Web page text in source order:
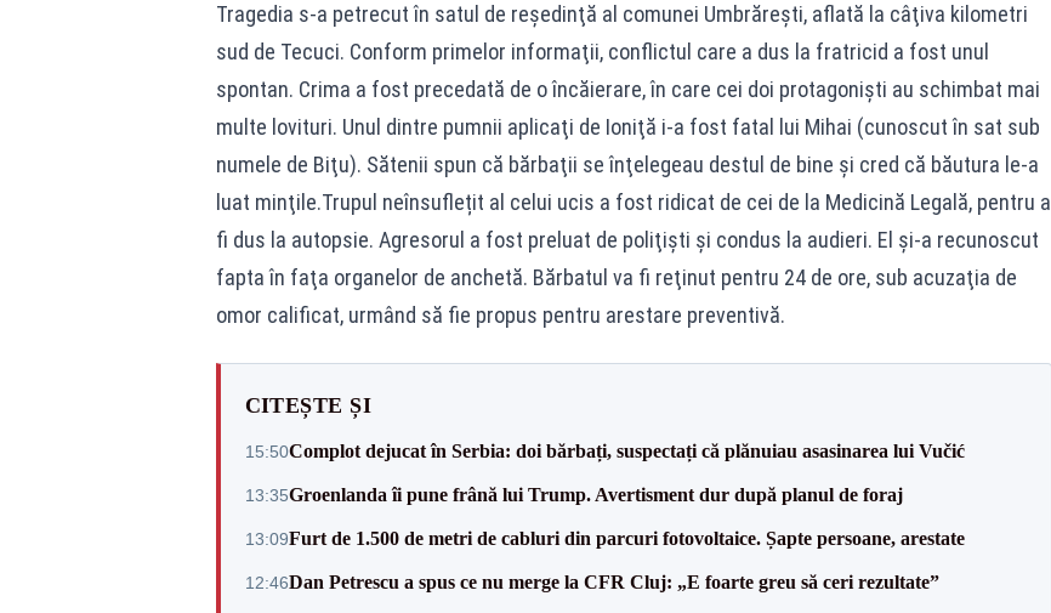
Tragedia s-a petrecut în satul de reşedinţă al comunei Umbrăreşti, aflată la câţiva kilometri
sud de Tecuci. Conform primelor informaţii, conflictul care a dus la fratricid a fost unul
spontan. Crima a fost precedată de o încăierare, în care cei doi protagonişti au schimbat mai
multe lovituri. Unul dintre pumnii aplicaţi de Ioniţă i-a fost fatal lui Mihai (cunoscut în sat sub
numele de Biţu). Sătenii spun că bărbaţii se înţelegeau destul de bine şi cred că băutura le-a
luat minţile.Trupul neînsuflețit al celui ucis a fost ridicat de cei de la Medicină Legală, pentru a
fi dus la autopsie. Agresorul a fost preluat de poliţişti şi condus la audieri. El şi-a recunoscut
fapta în faţa organelor de anchetă. Bărbatul va fi reţinut pentru 24 de ore, sub acuzaţia de
omor calificat, urmând să fie propus pentru arestare preventivă.
CITEȘTE ȘI
15:50Complot dejucat în Serbia: doi bărbați, suspectați că plănuiau asasinarea lui Vučić
13:35Groenlanda îi pune frână lui Trump. Avertisment dur după planul de foraj
13:09Furt de 1.500 de metri de cabluri din parcuri fotovoltaice. Șapte persoane, arestate
12:46Dan Petrescu a spus ce nu merge la CFR Cluj: „E foarte greu să ceri rezultate”